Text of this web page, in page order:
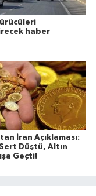
haber
İran Açıklaması:
Düştü, Altın
Geçti!